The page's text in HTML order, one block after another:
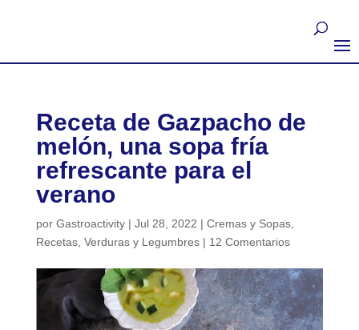
Receta de Gazpacho de
melón, una sopa fría
refrescante para el
verano
por Gastroactivity| Jul 28, 2022 | Cremas y Sopas,
Recetas, Verduras y Legumbres| 12 Comentarios